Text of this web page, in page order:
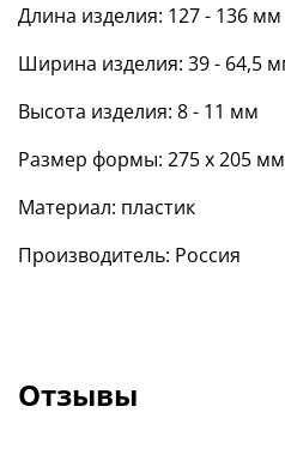
Длина изделия: 127 - 136 мм
Ширина изделия: 39 - 64,5
Высота изделия: 8 - 11 мм
Размер формы: 275 х 205 мм
Материал: пластик
Производитель: Россия
Отзывы